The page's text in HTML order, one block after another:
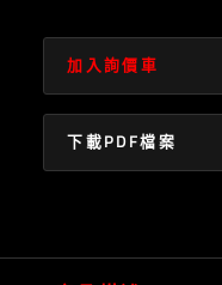
加入詢價車
下載PDF檔案